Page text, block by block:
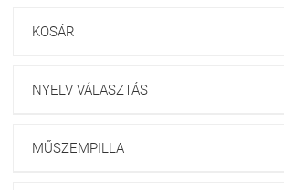
KOSÁR
NYELV VÁLASZTÁS
MŰSZEMPILLA